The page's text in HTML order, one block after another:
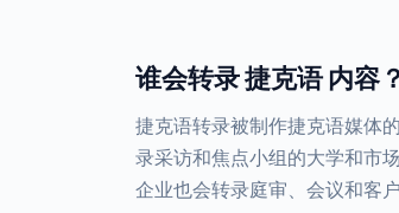
谁会转录 捷克语 内容？
捷克语转录被制作捷克语媒体
录采访和焦点小组的大学和市
企业也会转录庭审、会议和客户